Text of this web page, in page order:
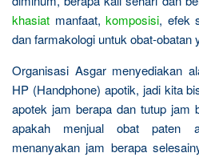
khasiat manfaat, komposisi, efek
dan farmakologi untuk obat-obatan
Organisasi Asgar menyediakan
HP (Handphone) apotik, jadi kita
apotek jam berapa dan tutup jam
apakah menjual obat paten
menanyakan jam berapa